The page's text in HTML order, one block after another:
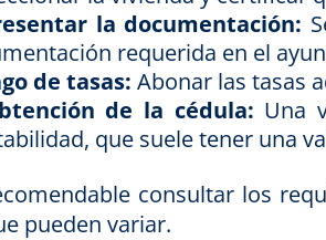
la documentación:
requerida en el
de tasas: Abonar las tasas
de la cédula: Una
que suele tener una
consultar los
pueden variar.